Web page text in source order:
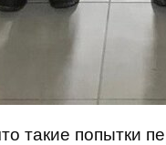
такие попытки